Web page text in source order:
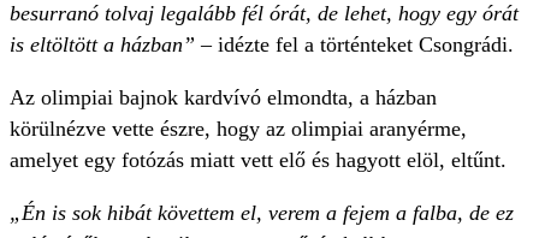
besurranó tolvaj legalább fél órát, de lehet, hogy egy órát
is eltöltött a házban”– idézte fel a történteket Csongrádi.
Az olimpiai bajnok kardvívó elmondta, a házban
körülnézve vette észre, hogy az olimpiai aranyérme,
amelyet egy fotózás miatt vett elő és hagyott elöl, eltűnt.
„Én is sok hibát követtem el, verem a fejem a falba, de ez